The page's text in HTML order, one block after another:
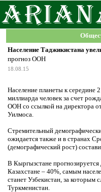
Население Таджикистана
прогноз ООН
18.08.15
Население планеты к середине
миллиарда человек за счет
ООН со ссылкой на директора
Уилмоса.
Стремительный
ожидается также и в странах
(демографический рост)
В Кыргызстане
Казахстане – 40%, самым
станет Узбекистан, за
Туркменистан.